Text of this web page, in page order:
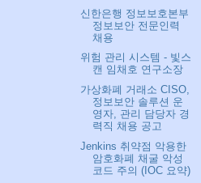
신한은행 정보보호본부
정보보안 전문인력
채용
위험 관리 시스템 - 빛스
캔 임채호 연구소장
가상화폐 거래소 CISO,
정보보안 솔루션 운
영자, 관리 담당자 경
력직 채용 공고
Jenkins 취약점 악용한
암호화폐 채굴 악성
코드 주의 (IOC 요약)